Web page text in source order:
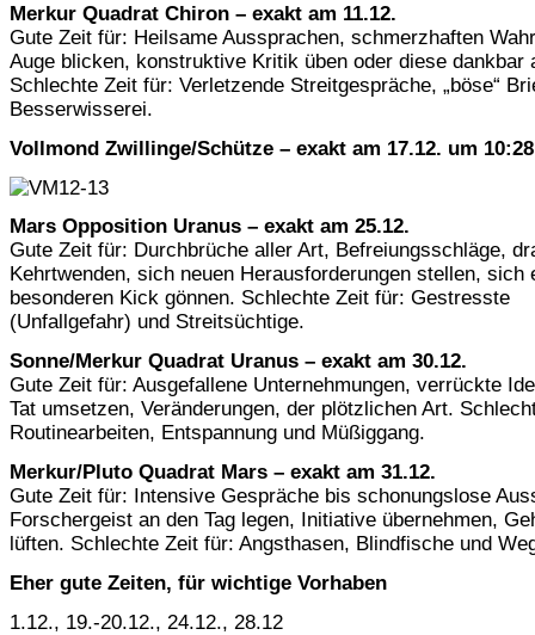
Merkur Quadrat Chiron – exakt am 11.12.
Gute Zeit für: Heilsame Aussprachen, schmerzhaften
Auge blicken, konstruktive Kritik üben oder diese dankbar
Schlechte Zeit für: Verletzende Streitgespräche, „böse“
Besserwisserei.
Vollmond Zwillinge/Schütze – exakt am 17.12. um
Mars Opposition Uranus – exakt am 25.12.
Gute Zeit für: Durchbrüche aller Art, Befreiungsschläge,
Kehrtwenden, sich neuen Herausforderungen stellen, sich
besonderen Kick gönnen. Schlechte Zeit für: Gestresste
(Unfallgefahr) und Streitsüchtige.
Sonne/Merkur Quadrat Uranus – exakt am 30.12.
Gute Zeit für: Ausgefallene Unternehmungen, verrückte
Tat umsetzen, Veränderungen, der plötzlichen Art.
Routinearbeiten, Entspannung und Müßiggang.
Merkur/Pluto Quadrat Mars – exakt am 31.12.
Gute Zeit für: Intensive Gespräche bis schonungslose
Forschergeist an den Tag legen, Initiative übernehmen,
lüften. Schlechte Zeit für: Angsthasen, Blindfische und
Eher gute Zeiten, für wichtige Vorhaben
1.12., 19.-20.12., 24.12., 28.12